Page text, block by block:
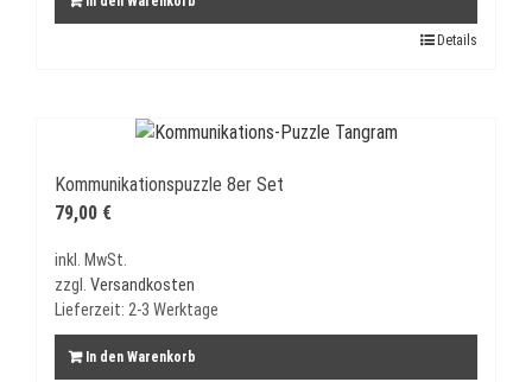
Details
Kommunikationspuzzle 8er Set
79,00 €
inkl. MwSt.
zzgl. Versandkosten
Lieferzeit: 2-3 Werktage
In den Warenkorb